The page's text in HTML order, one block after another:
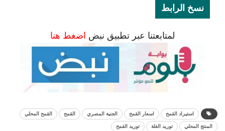
نسخ الرابط
لمتابعتنا عبر تطبيق نبض اضغط هنا
استيراد القمح اسعار القمح الجنية المصري القمح القمح المحلي
المنتج المحلي توريد الغلة توريد القمح